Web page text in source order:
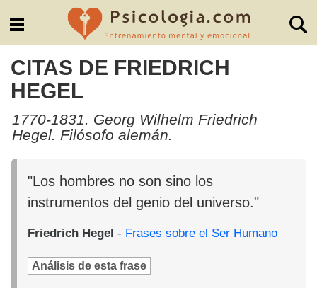
CITAS DE FRIEDRICH
HEGEL
1770-1831. Georg Wilhelm Friedrich
Hegel. Filósofo alemán.
"Los hombres no son sino los
instrumentos del genio del universo."
Friedrich Hegel - Frases sobre el Ser Humano
Análisis de esta frase